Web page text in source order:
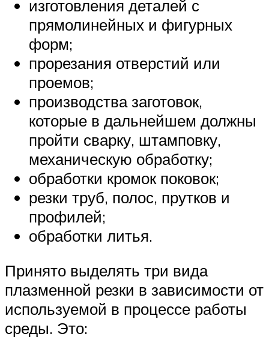
изготовления деталей с
прямолинейных и фигурных
форм;
прорезания отверстий или
проемов;
производства заготовок,
которые в дальнейшем должны
пройти сварку, штамповку,
механическую обработку;
обработки кромок поковок;
резки труб, полос, прутков и
профилей;
обработки литья.
Принято выделять три вида
плазменной резки в зависимости от
используемой в процессе работы
среды. Это: